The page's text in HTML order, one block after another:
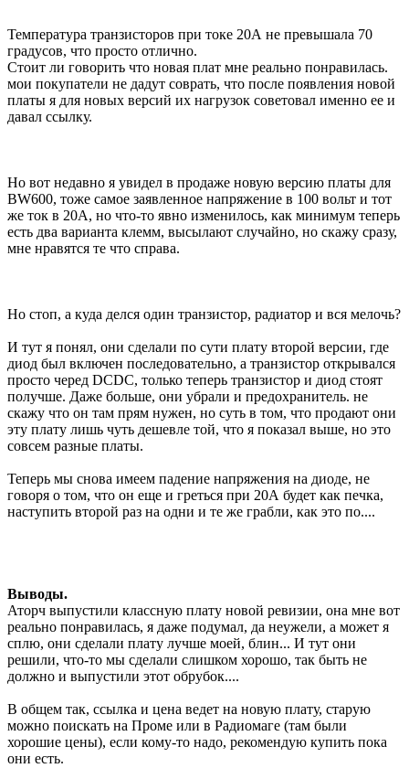
Температура транзисторов при токе 20А не превышала 70
градусов, что просто отлично.
Стоит ли говорить что новая плат мне реально понравилась.
мои покупатели не дадут соврать, что после появления новой
платы я для новых версий их нагрузок советовал именно ее и
давал ссылку.
Но вот недавно я увидел в продаже новую версию платы для
BW600, тоже самое заявленное напряжение в 100 вольт и тот
же ток в 20А, но что-то явно изменилось, как минимум теперь
есть два варианта клемм, высылают случайно, но скажу сразу,
мне нравятся те что справа.
Но стоп, а куда делся один транзистор, радиатор и вся мелочь?
И тут я понял, они сделали по сути плату второй версии, где
диод был включен последовательно, а транзистор открывался
просто черед DCDC, только теперь транзистор и диод стоят
получше. Даже больше, они убрали и предохранитель. не
скажу что он там прям нужен, но суть в том, что продают они
эту плату лишь чуть дешевле той, что я показал выше, но это
совсем разные платы.
Теперь мы снова имеем падение напряжения на диоде, не
говоря о том, что он еще и греться при 20А будет как печка,
наступить второй раз на одни и те же грабли, как это по....
Выводы.
Аторч выпустили классную плату новой ревизии, она мне вот
реально понравилась, я даже подумал, да неужели, а может я
сплю, они сделали плату лучше моей, блин... И тут они
решили, что-то мы сделали слишком хорошо, так быть не
должно и выпустили этот обрубок....
В общем так, ссылка и цена ведет на новую плату, старую
можно поискать на Проме или в Радиомаге (там были
хорошие цены), если кому-то надо, рекомендую купить пока
они есть.